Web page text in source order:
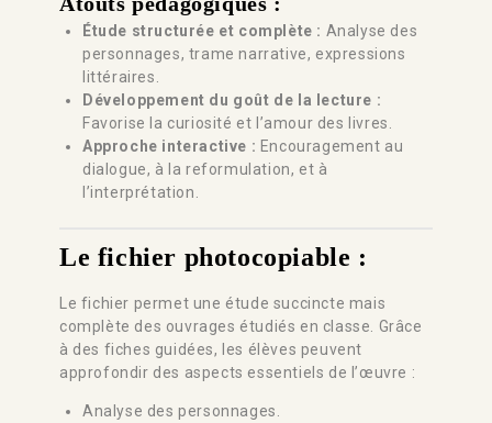
Étude structurée et complète : Analyse des
personnages, trame narrative, expressions
littéraires.
Développement du goût de la lecture :
Favorise la curiosité et l’amour des livres.
Approche interactive : Encouragement au
dialogue, à la reformulation, et à
l’interprétation.
Le fichier photocopiable :
Le fichier permet une étude succincte mais
complète des ouvrages étudiés en classe. Grâce
à des fiches guidées, les élèves peuvent
approfondir des aspects essentiels de l’œuvre :
Analyse des personnages.